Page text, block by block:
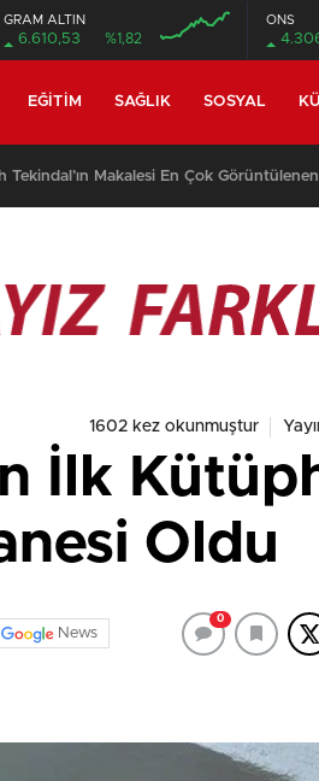
GRAM ALTIN
6.610,53 %1,82
ONS
EĞITIM SAĞLIK SOSYAL
Tekindal’ın Makalesi En Çok Görüntülenen
1602 kez okunmuştur
İlk
Oldu
News
0